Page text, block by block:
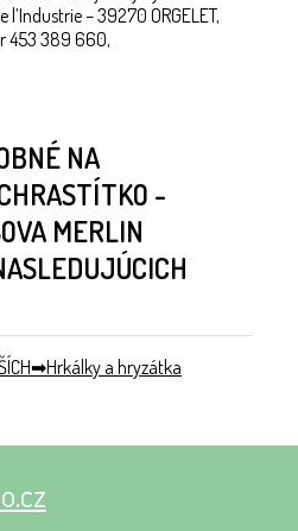
l’Industrie – 39270 ORGELET,
453 389 660,
NA
-
MERLIN
Hrkálky a hryzátka